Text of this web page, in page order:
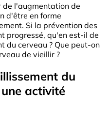
de l'augmentation de
d'être en forme
Si la prévention des
progressé, qu'en est-il de
du cerveau ? Que peut-on
de vieillir ?
du
activité